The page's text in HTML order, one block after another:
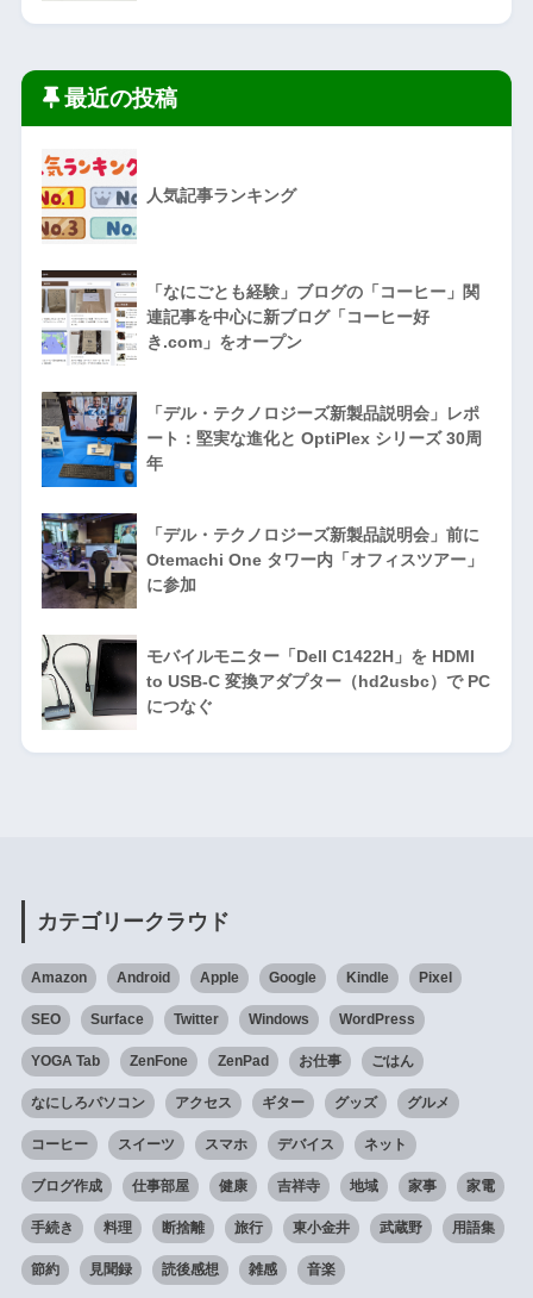
最近の投稿
人気記事ランキング
「なにごとも経験」ブログの「コーヒー」関
連記事を中心に新ブログ「コーヒー好
き.com」をオープン
「デル・テクノロジーズ新製品説明会」レポ
ート：堅実な進化と OptiPlex シリーズ 30周
年
「デル・テクノロジーズ新製品説明会」前に
Otemachi One タワー内「オフィスツアー」
に参加
モバイルモニター「Dell C1422H」を HDMI
to USB-C 変換アダプター（hd2usbc）で PC
につなぐ
カテゴリークラウド
Amazon Android Apple Google Kindle Pixel
SEO Surface Twitter Windows WordPress
YOGA Tab ZenFone ZenPad お仕事 ごはん
なにしろパソコン アクセス ギター グッズ グルメ
コーヒー スイーツ スマホ デバイス ネット
ブログ作成 仕事部屋 健康 吉祥寺 地域 家事 家電
手続き 料理 断捨離 旅行 東小金井 武蔵野 用語集
節約 見聞録 読後感想 雑感 音楽